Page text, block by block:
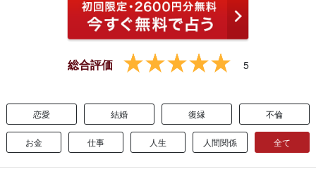
総合評価 5
恋愛 結婚 復縁 不倫
お金 仕事 人生 人間関係 全て